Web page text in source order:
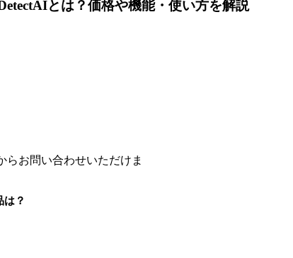
とは？価格や機能・使い方を解説
らお問い合わせいただけま
は？